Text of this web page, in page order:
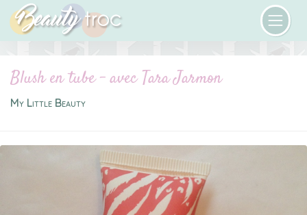
Blush en tube - avec Tara Jarmon
My Little Beauty